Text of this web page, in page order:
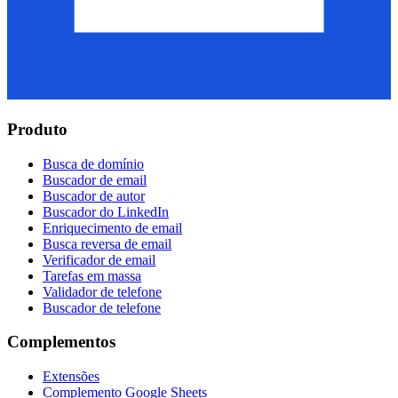
Produto
Busca de domínio
Buscador de email
Buscador de autor
Buscador do LinkedIn
Enriquecimento de email
Busca reversa de email
Verificador de email
Tarefas em massa
Validador de telefone
Buscador de telefone
Complementos
Extensões
Complemento Google Sheets